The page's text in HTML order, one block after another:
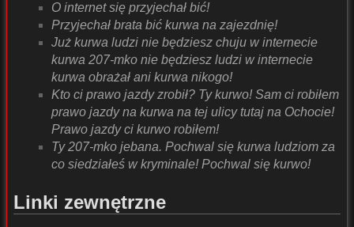
O internet się przyjechał bić!
Przyjechał brata bić kurwa na zajezdnię!
Już kurwa ludzi nie będziesz chuju w internecie
kurwa 207-mko nie będziesz ludzi w internecie
kurwa obrażał ani kurwa nikogo!
Kto ci prawo jazdy zrobił? Ty kurwo! Sam ci robiłem
prawo jazdy na kurwa na tej ulicy tutaj na Ochocie!
Prawo jazdy ci kurwo robiłem!
Ty 207-mko jebana. Pochwal się kurwa ludziom za
co siedziałeś w kryminale! Pochwal się kurwo!
Linki zewnętrzne